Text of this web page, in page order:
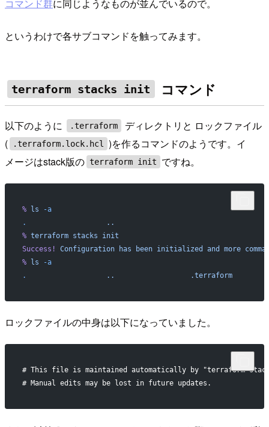
コマンド群に同じようなものが並んでいるので。
というわけで各サブコマンドを触ってみます。
terraform stacks init コマンド
以下のように .terraform
ディレクトリと ロックファイル
(
.terraform.lock.hcl
)を作るコマンドのようです。イ
メージはstack版の terraform init ですね。
% ls -a
.
                   ..
% terraform stacks init
Success!
Configuration has been initialized and more
% ls -a
.
                   ..
                  .terraform
ロックファイルの中身は以下になっていました。
# This file is maintained automatically by "terraform
# Manual edits may be lost in future updates.